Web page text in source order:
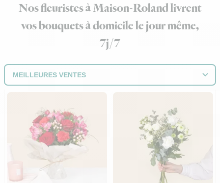
Nos fleuristes à Maison-Roland livrent
vos bouquets à domicile le jour même,
7j/7